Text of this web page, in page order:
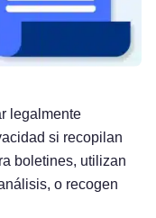
legalmente
si recopilan
boletines, utilizan
o recogen